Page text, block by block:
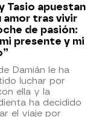
Tasio apuestan
amor tras vivir
de pasión:
presente y mi
Damián le ha
luchar por
ella y la
ha decidido
el viaje por